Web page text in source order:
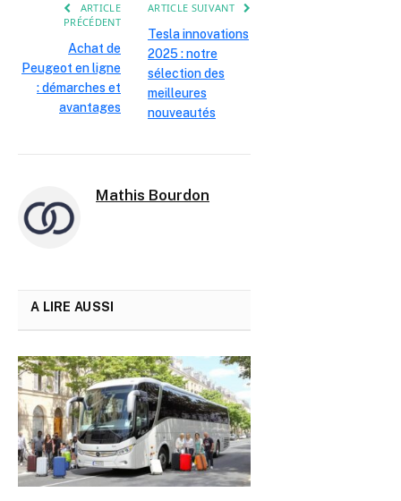
ARTICLE
PRÉCÉDENT
Achat de
Peugeot en ligne
: démarches et
avantages
ARTICLE SUIVANT
Tesla innovations
2025 : notre
sélection des
meilleures
nouveautés
Mathis Bourdon
A LIRE AUSSI